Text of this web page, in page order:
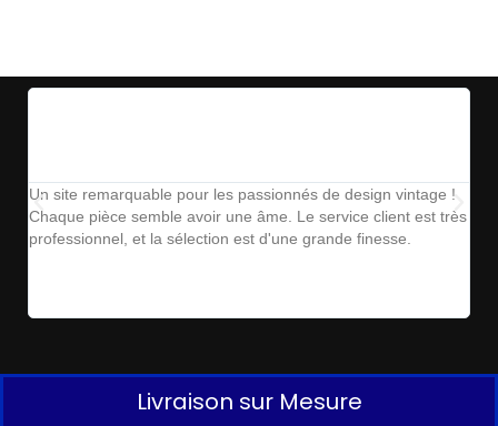
Un site remarquable pour les passionnés de design vintage !
Chaque pièce semble avoir une âme. Le service client est très
professionnel, et la sélection est d'une grande finesse.
Livraison sur Mesure